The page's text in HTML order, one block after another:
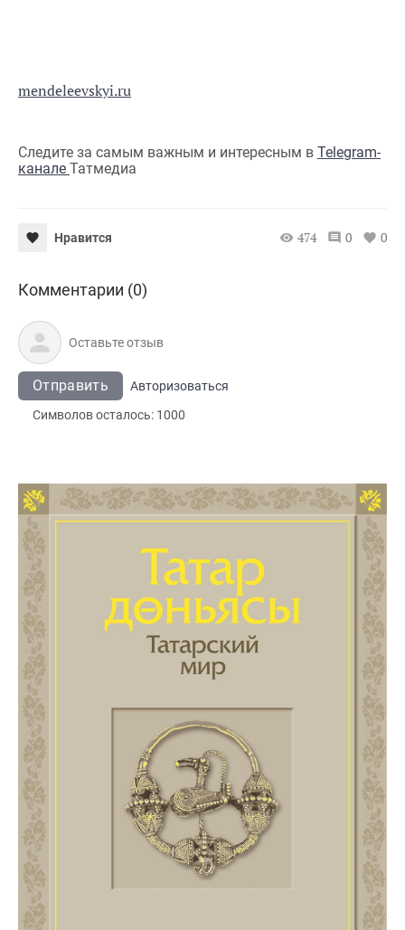
mendeleevskyi.ru
Следите за самым важным и интересным в Telegram-
канале Татмедиа
Нравится 474 0 0
Комментарии (0)
Отправить
Авторизоваться
Символов осталось: 1000